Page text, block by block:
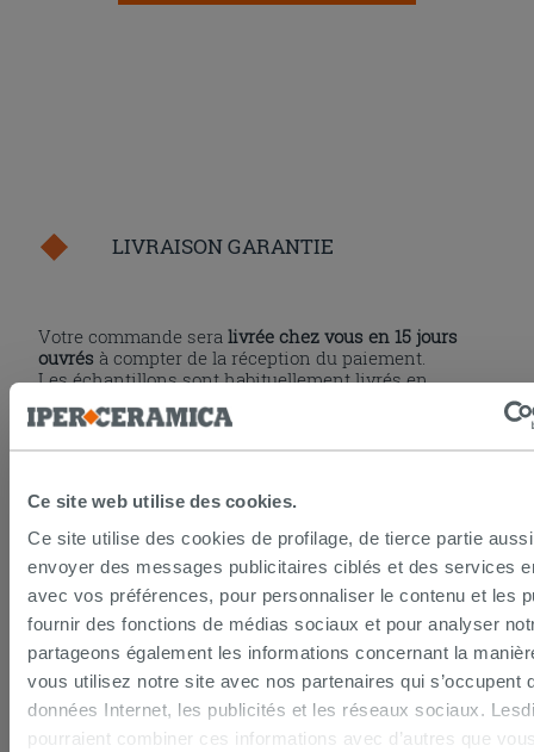
Ce site web utilise des cookies.
Ce site utilise des cookies de profilage, de tierce partie
envoyer des messages publicitaires ciblés et des services
avec vos préférences, pour personnaliser le contenu et les
fournir des fonctions de médias sociaux et pour analyser
partageons également les informations concernant la
vous utilisez notre site avec nos partenaires qui s’occupent
données Internet, les publicités et les réseaux sociaux.
pourraient combiner ces informations avec d’autres que
LIVRAISON GARANTIE
Votre commande seralivrée chez vous en 15 jours
ouvrés à compter de la réception du paiement.
Les échantillons sont habituellement livrés en
IPERCERAMICA collabore depuis de nombreuses
Pour en savoir plus consultez la rubrique
coûts de livraison
PAIEMENT SÉCURISÉ
La procédure de paiement en ligne est sécurisée
grâce aux standards et protocoles les plus élevés de
cryptage des données. Vous pouvez payer par carte